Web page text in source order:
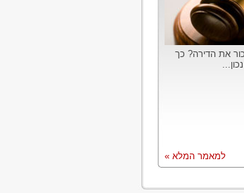
את הדירה? כך
למאמר המלא »